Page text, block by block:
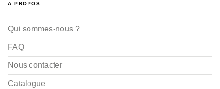
A PROPOS
Qui sommes-nous ?
FAQ
Nous contacter
Catalogue